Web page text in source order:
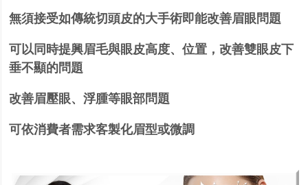
無須接受如傳統切頭皮的大手術即能改善眉眼問題
可以同時提興眉毛與眼皮高度、位置，改善雙眼皮下
垂不顯的問題
改善眉壓眼、浮腫等眼部問題
可依消費者需求客製化眉型或微調